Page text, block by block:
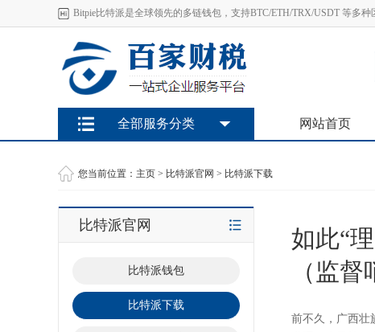
Bitpie比特派是全球领先的多链钱包，支持BTC/ETH/TRX/USDT 等多
网站首页
全部服务分类
您当前位置： 主页 > 比特派官网 > 比特派下载
比特派官网
比特派钱包
比特派下载
如此“
（监督
前不久，广西壮